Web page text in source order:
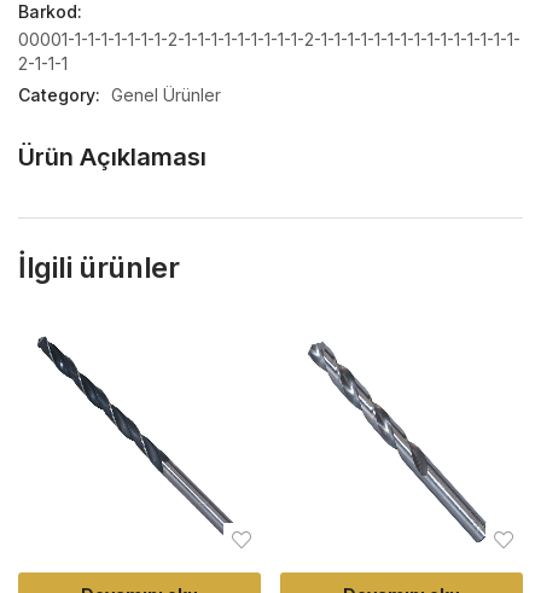
Barkod:
00001-1-1-1-1-1-1-1-2-1-1-1-1-1-1-1-1-1-2-1-1-1-1-1-1-1-1-1-1-1-1-1-1-1-
2-1-1-1
Category: Genel Ürünler
Ürün Açıklaması
İlgili ürünler